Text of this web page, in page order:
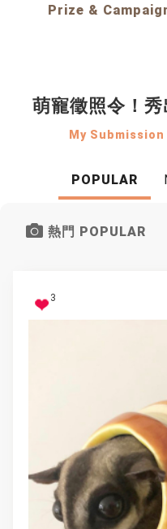
Prize &
萌寵徵照令！秀
My Submission
POPULAR
熱門 POPULAR
3